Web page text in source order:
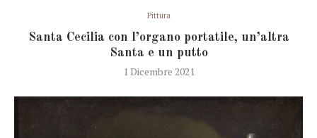
Pittura
Santa Cecilia con l’organo portatile, un’altra
Santa e un putto
1 Dicembre 2021